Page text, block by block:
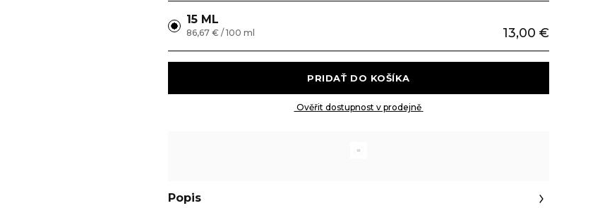
15 ML
13,00 €
86,67 € / 100 ml
Ověřit dostupnost v prodejně
Popis